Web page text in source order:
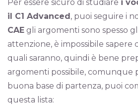
Per essere sicuro di studiare i
il C1 Advanced, puoi seguire i
CAEgli argomenti sono spesso gli
attenzione, è impossibile sapere
quali saranno, quindi è bene
argomenti possibile, comunque
buona base di partenza, puoi
questa lista: